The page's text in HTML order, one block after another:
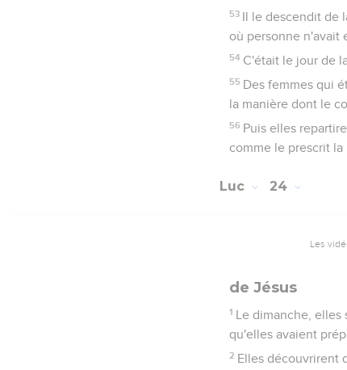
53 Il le descendit de
où personne n'avait
54 C'était le jour de
55 Des femmes qui
la manière dont le
56 Puis elles
comme le prescrit la
Luc 24
Les
de Jésus
1 Le dimanche, elles
qu'elles avaient
2 Elles découvrirent